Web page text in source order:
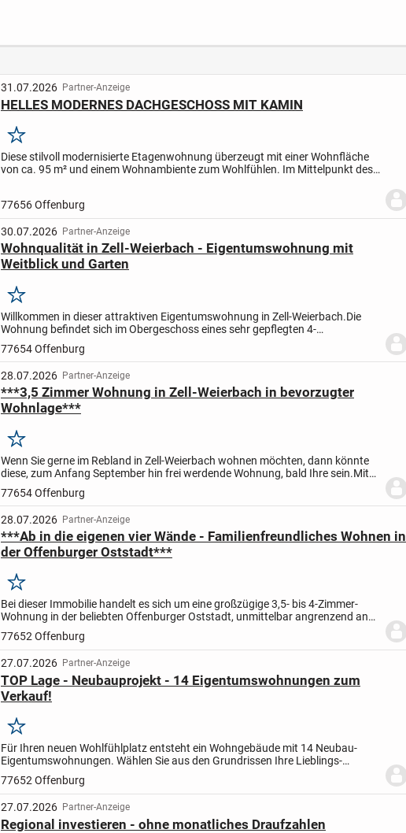
Leonberg
31.07.2026 Partner-Anzeige
HELLES MODERNES DACHGESCHOSS MIT KAMIN
Merken
Diese stilvoll modernisierte Etagenwohnung überzeugt mit einer Wohnfläche
von ca. 95 m² und einem Wohnambiente zum Wohlfühlen. Im Mittelpunkt des
77656 Offenburg
30.07.2026 Partner-Anzeige
Wohnqualität in Zell-Weierbach - Eigentumswohnung mit
Weitblick und Garten
Merken
Willkommen in dieser attraktiven Eigentumswohnung in Zell-Weierbach.Die
Wohnung befindet sich im Obergeschoss eines sehr gepflegten 4-
Familienhauses in ruhiger und beliebter Wohnlage. Sie überzeugt...
77654 Offenburg
28.07.2026 Partner-Anzeige
***3,5 Zimmer Wohnung in Zell-Weierbach in bevorzugter
Wohnlage***
Merken
Wenn Sie gerne im Rebland in Zell-Weierbach wohnen möchten, dann könnte
diese, zum Anfang September hin frei werdende Wohnung, bald Ihre sein.Mit
ihren insgesamt 3,5 Zimmern und einer Größe von ca....
77654 Offenburg
28.07.2026 Partner-Anzeige
***Ab in die eigenen vier Wände - Familienfreundliches Wohnen in
der Offenburger Oststadt***
Merken
Bei dieser Immobilie handelt es sich um eine großzügige 3,5- bis 4-Zimmer-
Wohnung in der beliebten Offenburger Oststadt, unmittelbar angrenzend an
das Neubaugebiet Seitenfaden.
77652 Offenburg
27.07.2026 Partner-Anzeige
TOP Lage - Neubauprojekt - 14 Eigentumswohnungen zum
Verkauf!
Merken
Für Ihren neuen Wohlfühlplatz entsteht ein Wohngebäude mit 14 Neubau-
Eigentumswohnungen. Wählen Sie aus den Grundrissen Ihre Lieblings-
Wohneinheit. Die Wohnungsgrößen variieren zwischen 2 - 4...
77652 Offenburg
27.07.2026 Partner-Anzeige
Regional investieren - ohne monatliches Draufzahlen